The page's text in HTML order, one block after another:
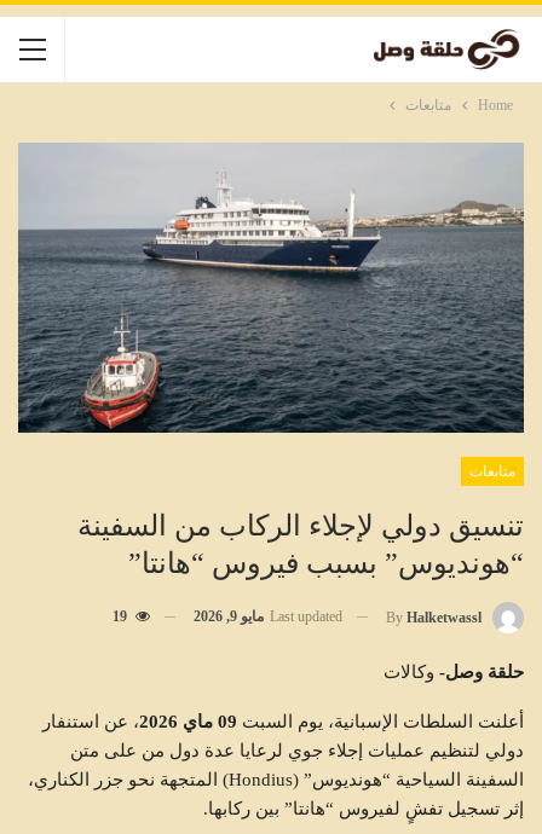
Home متابعات
متابعات
تنسيق دولي لإجلاء الركاب من السفينة
“هونديوس” بسبب فيروس “هانتا”
By Halketwassl
Last updated مايو 9, 2026 19
حلقة وصل- وكالات
أعلنت السلطات الإسبانية، يوم السبت 09 ماي 2026
، عن استنفار
دولي لتنظيم عمليات إجلاء جوي لرعايا عدة دول من على متن
السفينة السياحية “هونديوس” (Hondius) المتجهة نحو جزر الكناري،
إثر تسجيل تفشٍ لفيروس “هانتا” بين ركابها.